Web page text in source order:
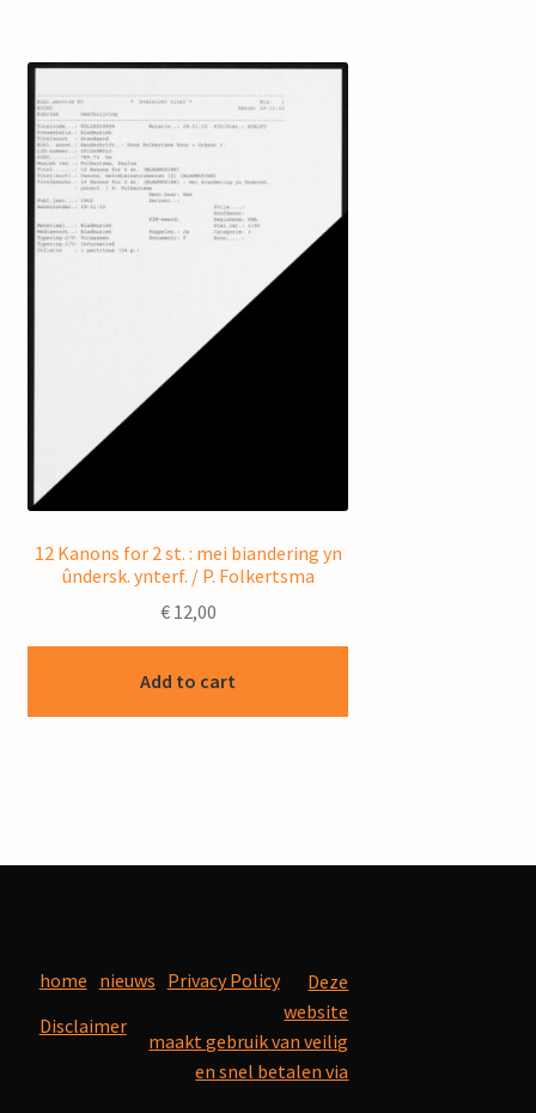
12 Kanons for 2 st. : mei biandering yn
ûndersk. ynterf. / P. Folkertsma
€12,00
Add to cart
home nieuws Privacy Policy
Disclaimer
Deze
website
maakt gebruik van veilig
en snel betalen via